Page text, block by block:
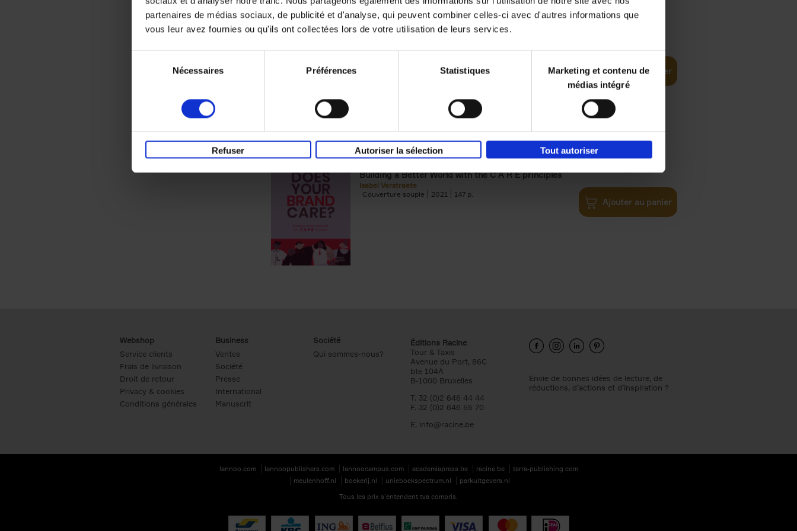
partenaires de médias sociaux, de publicité et d'analyse, qui peuvent combiner celles-ci avec d'autres informations que
vous leur avez fournies ou qu'ils ont collectées lors de votre utilisation de leurs services.
Nécessaires Préférences Statistiques
Marketing et contenu de
médias intégré
Refuser Autoriser la sélection Tout autoriser
Building Bonds = Building Business
Ajouter au panier
Does Your Brand Care?
Building a Better World with the C A R E principles
Isabel Verstraete
Couverture souple
2021 147
€34,99
Ajouter au panier
Webshop
Service clients
Frais de livraison
Droit de retour
Privacy & cookies
Conditions générales
Business
Ventes
Société
Presse
International
Manuscrit
Société
Qui sommes-nous?
Éditions Racine
Tour & Taxis
Avenue du Port, 86C
bte 104A
B-1000 Bruxelles
T. 32 (0)2 646 44 44
F. 32 (0)2 646 55 70
E. info@racine.be
Envie de bonnes idées de lecture, de
réductions, d’actions et d’inspiration ?
lannoo.com lannoopublishers.com lannoocampus.com academiapress.be racine.be
terra-publishing.com
meulenhoff.nl
boekerij.nl unieboekspectrum.nl
parkuitgevers.nl
Tous les prix s’entendent tva compris.